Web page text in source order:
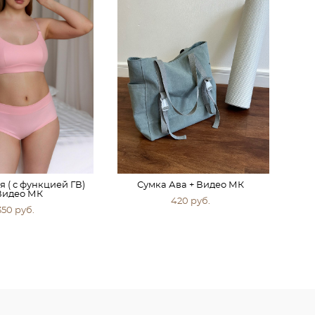
( с функцией ГВ)
МК
pуб.
Сумка Ава + Видео МК
420 pуб.